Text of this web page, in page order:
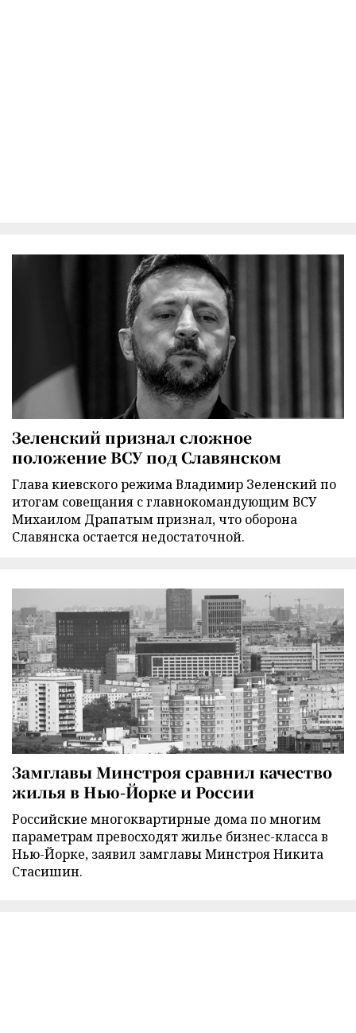
Зеленский признал сложное
положение ВСУ под Славянском
Глава киевского режима Владимир Зеленский по
итогам совещания с главнокомандующим ВСУ
Михаилом Драпатым признал, что оборона
Славянска остается недостаточной.
Замглавы Минстроя сравнил качество
жилья в Нью-Йорке и России
Российские многоквартирные дома по многим
параметрам превосходят жилье бизнес-класса в
Нью-Йорке, заявил замглавы Минстроя Никита
Стасишин.